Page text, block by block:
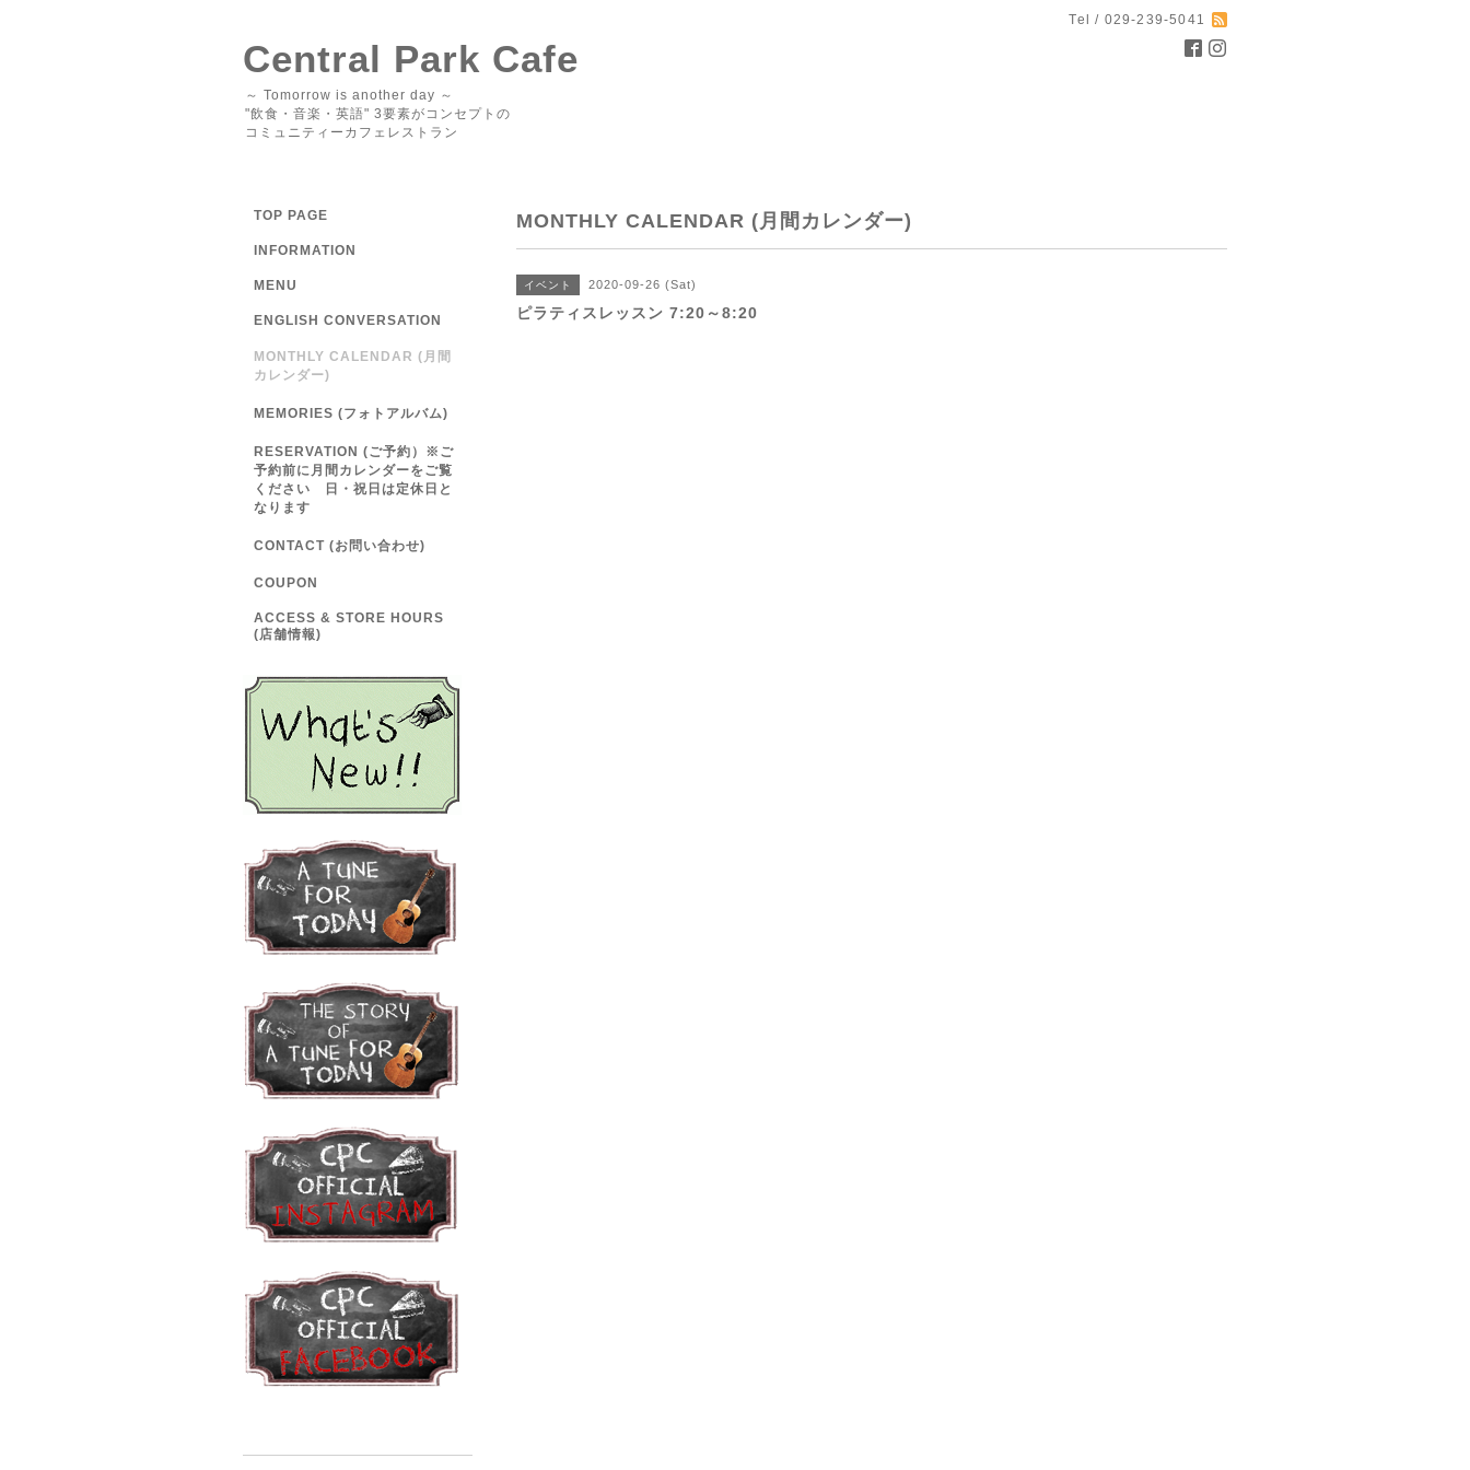
Tel / 029-239-5041
Central Park Cafe
～ Tomorrow is another day ～
"飲食・音楽・英語" 3要素がコンセプトの
コミュニティーカフェレストラン
MONTHLY CALENDAR (月間カレンダー)
イベント 2020-09-26 (Sat)
ピラティスレッスン 7:20～8:20
TOP PAGE
INFORMATION
MENU
ENGLISH CONVERSATION
MONTHLY CALENDAR (月間
カレンダー)
MEMORIES (フォトアルバム)
RESERVATION (ご予約）※ご
予約前に月間カレンダーをご覧
ください 日・祝日は定休日と
なります
CONTACT (お問い合わせ)
COUPON
ACCESS & STORE HOURS
(店舗情報)